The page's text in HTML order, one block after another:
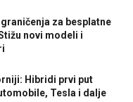
za besplatne
novi modeli i
Hibridi prvi put
Tesla i dalje